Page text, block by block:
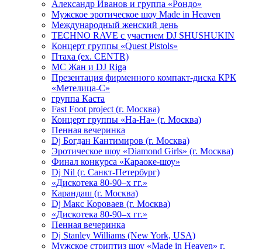
Александр Иванов и группа «Рондо»
Мужское эротическое шоу Made in Heaven
Международный женский день
TECHNO RAVE с участием DJ SHUSHUKIN
Концерт группы «Quest Pistols»
Птаха (ex. CENTR)
МС Жан и DJ Riga
Презентация фирменного компакт-диска КРК
«Метелица-С»
группа Каста
Fast Foot project (г. Москва)
Концерт группы «На-На» (г. Москва)
Пенная вечеринка
Dj Богдан Кантимиров (г. Москва)
Эротическое шоу «Diamond Girls» (г. Москва)
Финал конкурса «Караоке-шоу»
Dj Nil (г. Санкт-Петербург)
«Дискотека 80-90–х гг.»
Карандаш (г. Москва)
Dj Макс Короваев (г. Москва)
«Дискотека 80-90–х гг.»
Пенная вечеринка
Dj Stanley Williams (New York, USA)
Мужское стриптиз шоу «Made in Heaven» г.